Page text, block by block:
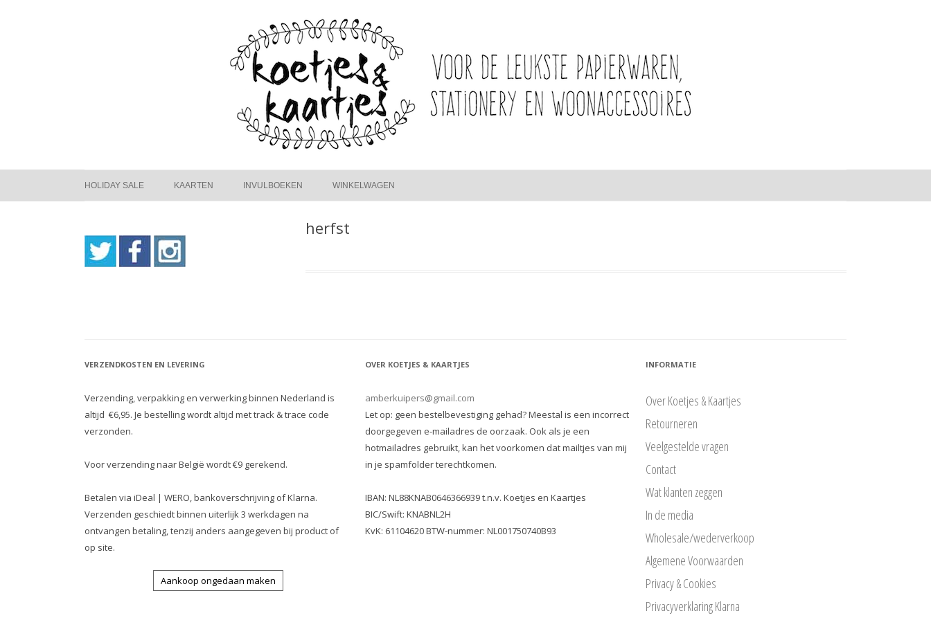
HOLIDAY SALE KAARTEN INVULBOEKEN WINKELWAGEN
herfst
VERZENDKOSTEN EN LEVERING
Verzending, verpakking en verwerking binnen Nederland is
altijd €6,95. Je bestelling wordt altijd met track & trace code
verzonden.
Voor verzending naar België wordt €9 gerekend.
Betalen via iDeal | WERO, bankoverschrijving of Klarna.
Verzenden geschiedt binnen uiterlijk 3 werkdagen na
ontvangen betaling, tenzij anders aangegeven bij product of
op site.
Aankoop ongedaan maken
OVER KOETJES & KAARTJES
amberkuipers@gmail.com
Let op: geen bestelbevestiging gehad? Meestal is een incorrect
doorgegeven e-mailadres de oorzaak. Ook als je een
hotmailadres gebruikt, kan het voorkomen dat mailtjes van mij
in je spamfolder terechtkomen.
IBAN: NL88KNAB0646366939 t.n.v. Koetjes en Kaartjes
BIC/Swift: KNABNL2H
KvK: 61104620 BTW-nummer: NL001750740B93
INFORMATIE
Over Koetjes & Kaartjes
Retourneren
Veelgestelde vragen
Contact
Wat klanten zeggen
In de media
Wholesale/wederverkoop
Algemene Voorwaarden
Privacy & Cookies
Privacyverklaring Klarna